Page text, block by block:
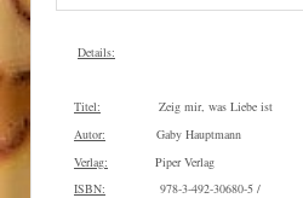
Details:
Titel: Zeig mir, was Liebe ist
Autor: Gaby Hauptmann
Verlag: Piper Verlag
ISBN:
978-3-492-30680-5 /